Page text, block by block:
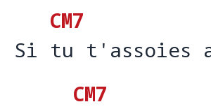
Si
CM7
tu t'assoies
Si tu t'assoies
CM7